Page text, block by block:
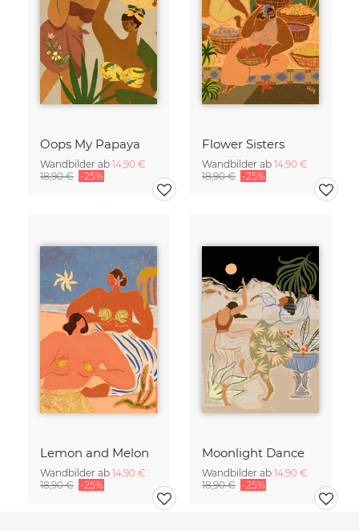
Oops My Papaya
Wandbilder ab 14,90 €
18,90 € -25%
Flower Sisters
Wandbilder ab 14,90 €
18,90 € -25%
Lemon and Melon
Wandbilder ab 14,90 €
18,90 € -25%
Moonlight Dance
Wandbilder ab 14,90 €
18,90 € -25%